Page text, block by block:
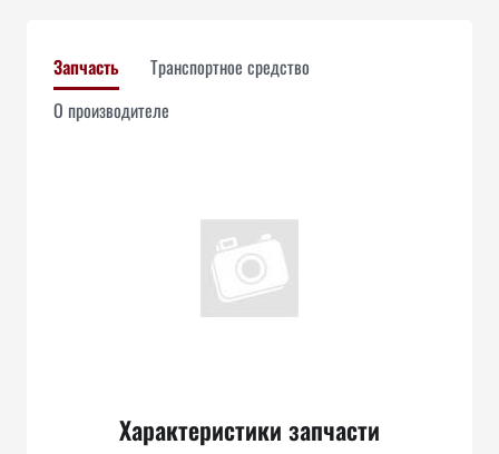
Запчасть
Транспортное средство
О производителе
Характеристики запчасти